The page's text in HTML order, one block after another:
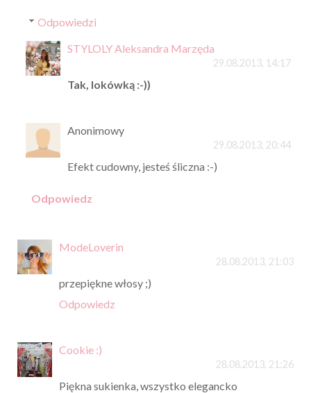
Odpowiedzi
STYLOLY Aleksandra Marzęda
29.08.2013, 14:17
Tak, lokówką :-))
Anonimowy
29.08.2013, 20:44
Efekt cudowny, jesteś śliczna :-)
Odpowiedz
ModeLoverin
28.08.2013, 21:03
przepiękne włosy ;)
Odpowiedz
Cookie :)
28.08.2013, 21:26
Piękna sukienka, wszystko elegancko